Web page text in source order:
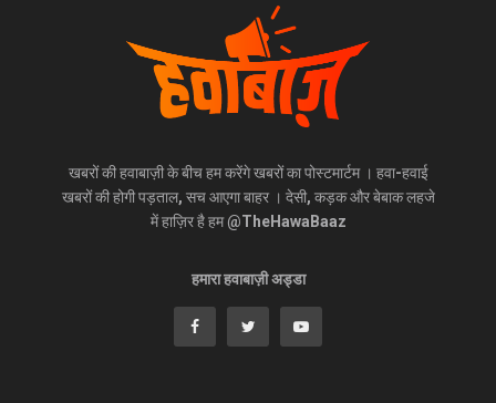
खबरों की हवाबाज़ी के बीच हम करेंगे खबरों का पोस्टमार्टम । हवा-हवाई
खबरों की होगी पड़ताल, सच आएगा बाहर । देसी, कड़क और बेबाक लहजे
में हाज़िर है हम @TheHawaBaaz
हमारा हवाबाज़ी अड्डा